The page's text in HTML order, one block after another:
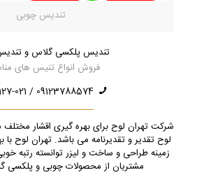
تندیس چوبی
تندیس پلکسی گلاس و
فروش انواع تنیس های
09123788574 / 88930127-021
شرکت تهران لوح برای بهره گیری اقشار
لوح تقدیر و تقدیرنامه می باشد. تهران لوح با
زمینه طراحی و ساخت و لیزر توانسته
مشتریان از محصولات چوبی و پلکسی